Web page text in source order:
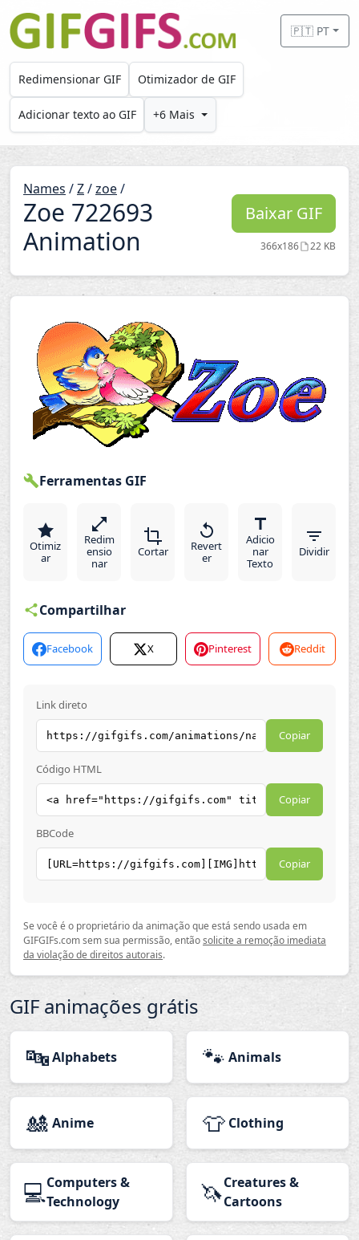
Skip to main content
🇵🇹 PT
Redimensionar GIF Otimizador de GIF
Adicionar texto ao GIF +6 Mais
Names /Z/zoe/
Zoe 722693
Animation
Baixar GIF
366x186 22 KB
Ferramentas GIF
Otimiz
ar
Redim
ensio
nar
Cortar
Revert
er
Adicio
nar
Texto
Dividir
Compartilhar
Facebook X Pinterest Reddit
Link direto
Copiar
Código HTML
Copiar
BBCode
Copiar
Se você é o proprietário da animação que está sendo usada em
GIFGIFs.com sem sua permissão, entãosolicite a remoção imediata
da violação de direitos autorais.
GIF animações grátis
🔤Alphabets 🐾 Animals
🎎 Anime 👕 Clothing
💻Computers &
Technology
🦄Creatures &
Cartoons